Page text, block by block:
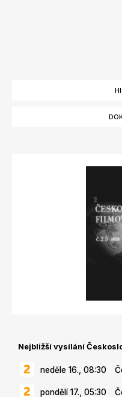
Nejbližší vysílání
neděle 16., 08:30
pondělí 17., 05:30